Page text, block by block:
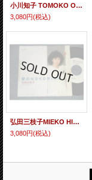
小川知子 TOMOKO OGAWA - A)ドライブイン物語 西岡恭蔵 &大野雄二 WORKS B) ティー・タイム (Ex+++/MINT-) / 1977 JAPAN ORIGINAL Used 7" Single
3,080円(税込)
弘田三枝子MIEKO HIROTA - A) 愛のNOKORIGA B) IN THE MOOD (大野雄二 YUJI OHNO) (Ex/Ex+++ TOC) / 1983 JAPAN ORIGINAL "WHITE LABEL PROMO" Used 7" Single
3,080円(税込)